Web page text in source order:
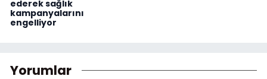
ederek sağlık
kampanyalarını
engelliyor
Yorumlar